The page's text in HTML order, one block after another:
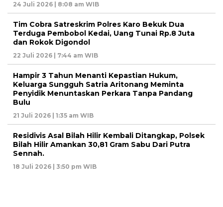
24 Juli 2026 | 8:08 am WIB
Tim Cobra Satreskrim Polres Karo Bekuk Dua
Terduga Pembobol Kedai, Uang Tunai Rp.8 Juta
dan Rokok Digondol
22 Juli 2026 | 7:44 am WIB
Hampir 3 Tahun Menanti Kepastian Hukum,
Keluarga Sungguh Satria Aritonang Meminta
Penyidik Menuntaskan Perkara Tanpa Pandang
Bulu
21 Juli 2026 | 1:35 am WIB
Residivis Asal Bilah Hilir Kembali Ditangkap, Polsek
Bilah Hilir Amankan 30,81 Gram Sabu Dari Putra
Sennah.
18 Juli 2026 | 3:50 pm WIB